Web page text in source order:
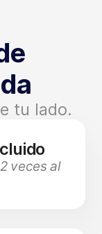
tu lado.
veces al